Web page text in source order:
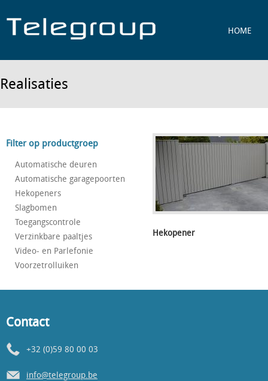
HOME
Realisaties
Hekopener
Filter op productgroep
Automatische deuren
Automatische garagepoorten
Hekopeners
Slagbomen
Toegangscontrole
Verzinkbare paaltjes
Video- en Parlefonie
Voorzetrolluiken
Contact
+32 (0)59 80 00 03
info@telegroup.be